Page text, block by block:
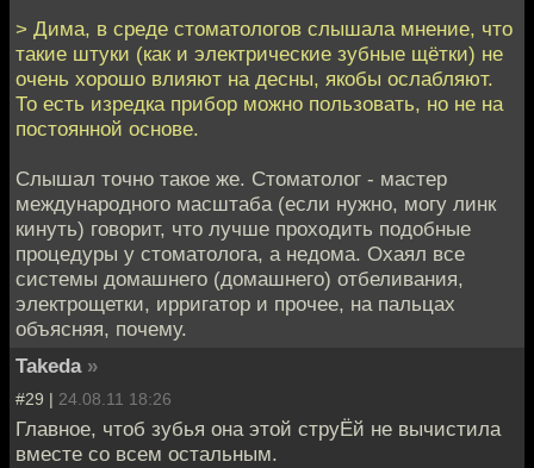
> Дима, в среде стоматологов слышала мнение, что
такие штуки (как и электрические зубные щётки) не
очень хорошо влияют на десны, якобы ослабляют.
То есть изредка прибор можно пользовать, но не на
постоянной основе.
Слышал точно такое же. Стоматолог - мастер
международного масштаба (если нужно, могу линк
кинуть) говорит, что лучше проходить подобные
процедуры у стоматолога, а недома. Охаял все
системы домашнего (домашнего) отбеливания,
электрощетки, ирригатор и прочее, на пальцах
объясняя, почему.
Takeda »
#29 | 24.08.11 18:26
Главное, чтоб зубья она этой струЁй не вычистила
вместе со всем остальным.